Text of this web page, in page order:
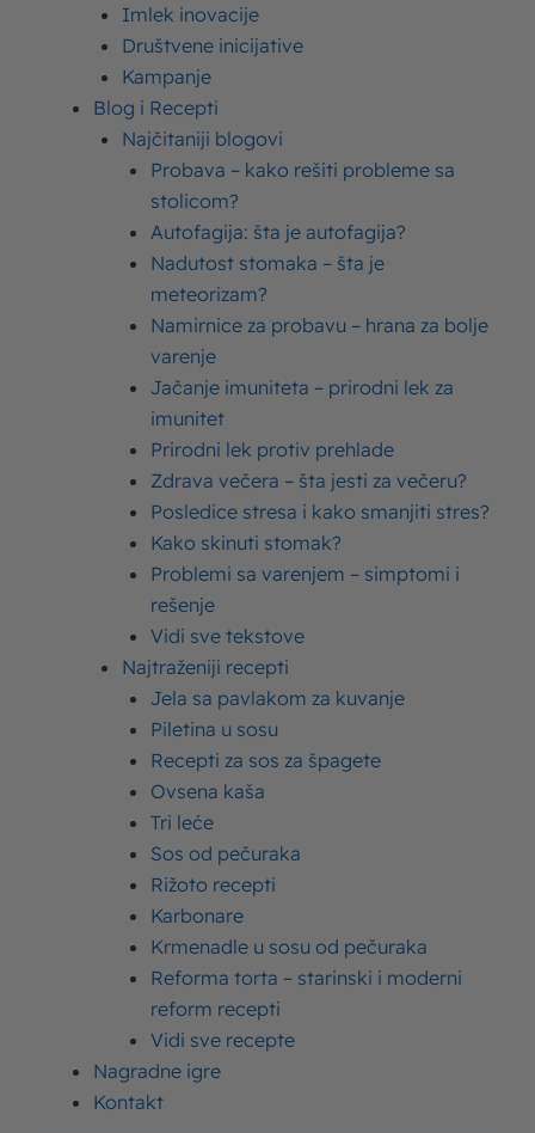
Imlek inovacije
Društvene inicijative
Kampanje
Blog i Recepti
Najčitaniji blogovi
Probava – kako rešiti probleme sa
stolicom?
Autofagija: šta je autofagija?
Nadutost stomaka – šta je
meteorizam?
Namirnice za probavu – hrana za bolje
varenje
Jačanje imuniteta – prirodni lek za
imunitet
Prirodni lek protiv prehlade
Zdrava večera – šta jesti za večeru?
Posledice stresa i kako smanjiti stres?
Kako skinuti stomak?
Problemi sa varenjem – simptomi i
rešenje
Vidi sve tekstove
Najtraženiji recepti
Jela sa pavlakom za kuvanje
Piletina u sosu
Recepti za sos za špagete
Ovsena kaša
Tri leće
Sos od pečuraka
Rižoto recepti
Karbonare
Krmenadle u sosu od pečuraka
Reforma torta – starinski i moderni
reform recepti
Vidi sve recepte
Nagradne igre
Kontakt
Kako se pravi testo za
posne palačinke – recept
za savršenu teksturu
su jedan od omiljenih deserata širom
sveta, a umeće postizanja savršene teksture
testa za pravljenje posne varijante ove
poslastice nije tako lak posao kako se čini. Ali,
ne brinite, uz naše recepte i savete, postaćete
pravi majstor ovog zanata!
Za početak, nudimo vam jedan klasičan recept
za posne palačinke, koji sejednostavno pravi i
ne zahteva puno vremena
Sastojci
1 šolja brašna (može biti pšenično,
speltino, heljdino ili neko drugo
bezglutensko brašno)
1 šoljaImlek Oaza biljnog napitka
po izboru
1 kašika biljnog ulja (maslinovo,
suncokretovo ili kokosovo ulje)
1 kašičica sirćeta ili limunovog
soka